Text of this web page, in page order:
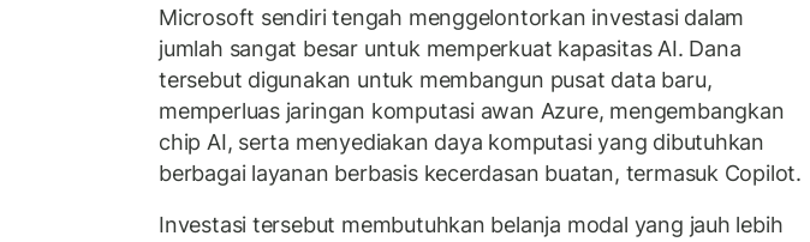
Microsoft sendiri tengah menggelontorkan investasi dalam
jumlah sangat besar untuk memperkuat kapasitas AI. Dana
tersebut digunakan untuk membangun pusat data baru,
memperluas jaringan komputasi awan Azure, mengembangkan
chip AI, serta menyediakan daya komputasi yang dibutuhkan
berbagai layanan berbasis kecerdasan buatan, termasuk Copilot.
Investasi tersebut membutuhkan belanja modal yang jauh lebih